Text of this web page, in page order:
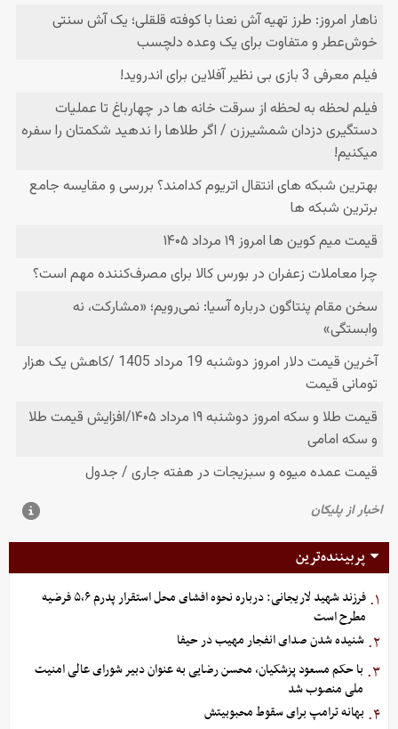
پربیننده‌ترین
۱.
فرزند شهید لاریجانی: درباره نحوه افشای محل استقرار پدرم ۵،۶ فرضیه
مطرح است
۲. شنیده شدن صدای انفجار مهیب در حیفا
۳. با حکم مسعود پزشکیان، محسن رضایی به عنوان دبیر شورای عالی امنیت
ملی منصوب شد
۴. بهانه ترامپ برای سقوط محبوبیتش